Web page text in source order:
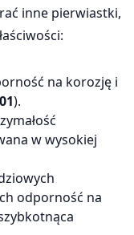
inne pierwiastki,
na korozję i
).
w wysokiej
odporność na